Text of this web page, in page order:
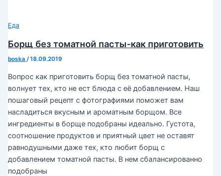
Еда
Борщ без томатной пасты-как приготовить
boska /18.09.2019
Вопрос как приготовить борщ без томатной пасты,
волнует тех, кто не ест блюда с её добавлением. Наш
пошаговый рецепт с фотографиями поможет вам
насладиться вкусным и ароматным борщом. Все
ингредиенты в борще подобраны идеально. Густота,
соотношение продуктов и приятный цвет не оставят
равнодушными даже тех, кто любит борщ с
добавлением томатной пасты. В нем сбалансированно
подобраны